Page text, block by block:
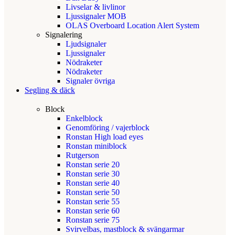
Livselar & livlinor
Ljussignaler MOB
OLAS Overboard Location Alert System
Signalering
Ljudsignaler
Ljussignaler
Nödraketer
Nödraketer
Signaler övriga
Segling & däck
Block
Enkelblock
Genomföring / vajerblock
Ronstan High load eyes
Ronstan miniblock
Rutgerson
Ronstan serie 20
Ronstan serie 30
Ronstan serie 40
Ronstan serie 50
Ronstan serie 55
Ronstan serie 60
Ronstan serie 75
Svirvelbas, mastblock & svängarmar